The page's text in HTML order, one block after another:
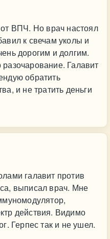
ВПЧ. Но врач настоял
к свечам уколы и
дорогим и долгим.
Галавит
обратить
и не тратить деньги
галавит против
выписал врач. Мне
действия. Видимо
Герпес так и не ушел.